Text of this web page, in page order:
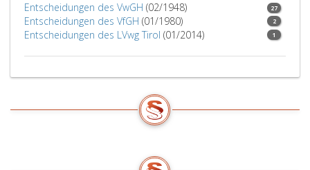
Entscheidungen des VwGH (02/1948) 27
Entscheidungen des VfGH (01/1980) 2
Entscheidungen des LVwg Tirol (01/2014) 1